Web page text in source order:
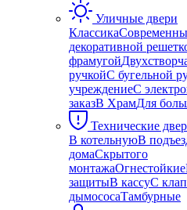
Уличные двери
Классика
декоративной
фрамугой
ручкойС бугельной
учреждениеС
заказВ ХрамДля
Технические
В котельнуюВ
домаСкрытого
монтажаОгнестойкие
защитыВ кассуС
дымососаТамбурные